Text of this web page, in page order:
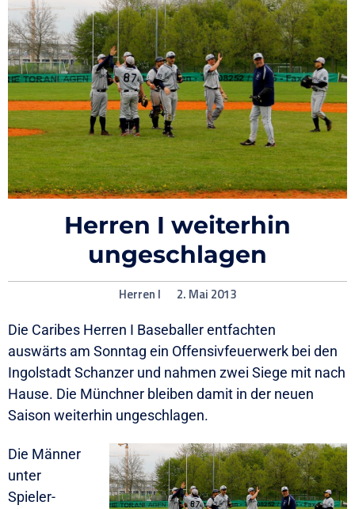
Herren I weiterhin
ungeschlagen
Herren I 2. Mai 2013
Die Caribes Herren I Baseballer entfachten
auswärts am Sonntag ein Offensivfeuerwerk bei den
Ingolstadt Schanzer und nahmen zwei Siege mit nach
Hause. Die Münchner bleiben damit in der neuen
Saison weiterhin ungeschlagen.
Die Männer
unter
Spieler-